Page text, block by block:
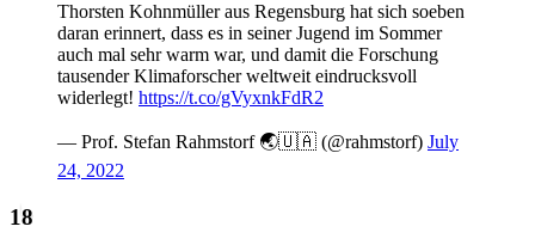
Thorsten Kohnmüller aus Regensburg hat sich soeben
daran erinnert, dass es in seiner Jugend im Sommer
auch mal sehr warm war, und damit die Forschung
tausender Klimaforscher weltweit eindrucksvoll
widerlegt! https://t.co/gVyxnkFdR2
— Prof. Stefan Rahmstorf 🌏🇺🇦 (@rahmstorf) July
24, 2022